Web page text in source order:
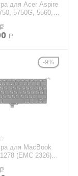
для Acer Aspire
5750G, 5560,
Р
Р
9%
для MacBook
(EMC 2326)
Р